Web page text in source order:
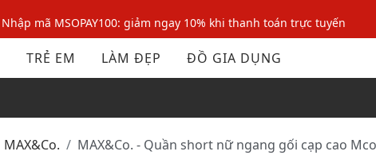
Nhập mã MSOPAY100: giảm ngay 10% khi thanh toán trực tuyến
Nhập mã: MSOXINCHAO - Giảm 10% đơn đầu cho thành viên mới!
Nhập mã MSOPAY100: giảm ngay 10% khi thanh toán trực tuyến
TRẺ EM LÀM ĐẸP ĐỒ GIA DỤNG
MAX&Co. MAX&Co. - Quần short nữ ngang gối cạp cao